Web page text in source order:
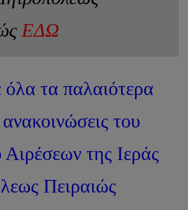
ΕΔΩ
όλα τα παλαιότερα
του
της Ιεράς
Πειραιώς